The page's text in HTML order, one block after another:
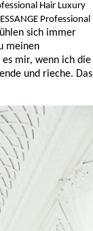
Hair Luxury
Professional
sich immer
meinen
es mir, wenn ich die
und rieche. Das